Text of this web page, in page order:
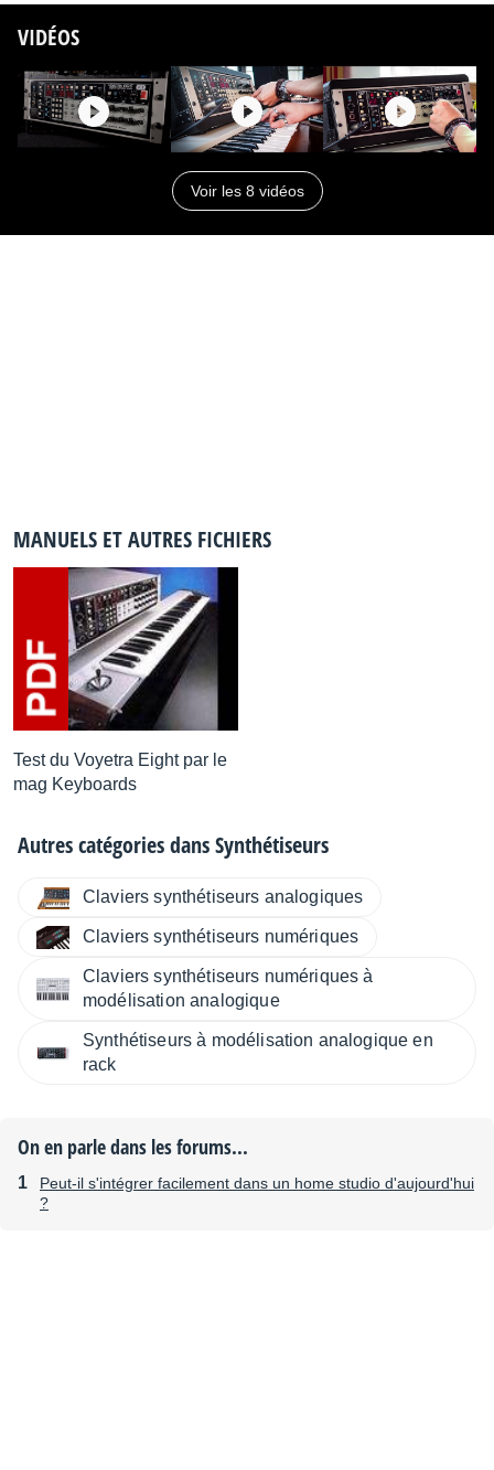
Clavier: VPK-5, 61 notes (en option)
Commercialisation: 1983 à 1986
VIDÉOS
Voir les 8 vidéos
MANUELS ET AUTRES FICHIERS
Test du Voyetra Eight par le
mag Keyboards
Autres catégories dansSynthétiseurs
Claviers synthétiseurs analogiques
Claviers synthétiseurs numériques
Claviers synthétiseurs numériques à
modélisation analogique
Synthétiseurs à modélisation analogique en
rack
On en parle dans les forums...
Peut-il s'intégrer facilement dans un home studio d'aujourd'hui
?